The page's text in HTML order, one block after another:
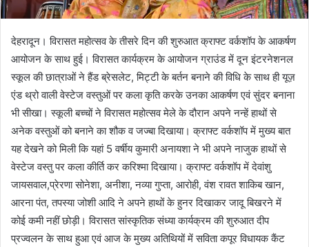
देहरादून। विरासत महोत्सव के तीसरे दिन की शुरुआत क्राफ्ट वर्कशॉप के आकर्षण
आयोजन के साथ हुई। विरासत कार्यक्रम के आयोजन ग्राउंड में दून इंटरनेशनल
स्कूल की छात्राओं ने हैंड ब्रेसलेट, मिट्टी के बर्तन बनाने की विधि के साथ ही यूज़
एंड थ्रो वाली वेस्टेज वस्तुओं पर कला कृति करके उनका आकर्षण एवं सुंदर बनाना
भी सीखा। स्कूली बच्चों ने विरासत महोत्सव मेले के दौरान अपने नन्हें हाथों से
अनेक वस्तुओं को बनाने का शौक व जज्बा दिखाया। क्राफ्ट वर्कशॉप में मुख्य बात
यह देखने को मिली कि यहां 5 वर्षीय कुमारी अनायशा ने भी अपने नाजुक हाथों से
वेस्टेज वस्तु पर कला कीर्ति कर करिश्मा दिखाया। क्राफ्ट वर्कशॉप में देवांशु
जायसवाल,प्रेरणा सोनेशा, अनीशा, नव्या गुप्ता, आरोही, वंश रावत शाकिब खान,
आरना पंत, तपस्या जोशी आदि ने अपने हाथों के हुनर दिखाकर जादू बिखरने में
कोई कमी नहीं छोड़ी। विरासत सांस्कृतिक संध्या कार्यक्रम की शुरुआत दीप
प्रज्वलन के साथ हुआ एवं आज के मुख्य अतिथियों में सविता कपूर विधायक कैंट